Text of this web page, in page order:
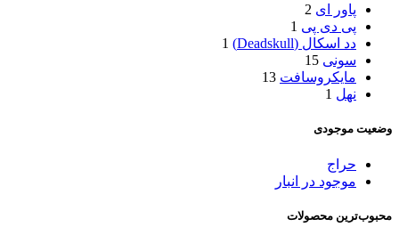
پاور ای 2
پی دی پی 1
دد اسکال (Deadskull)
1
سونی 15
مایکروسافت 13
نهل 1
وضعیت موجودی
حراج
موجود در انبار
محبوب‌ترین محصولات